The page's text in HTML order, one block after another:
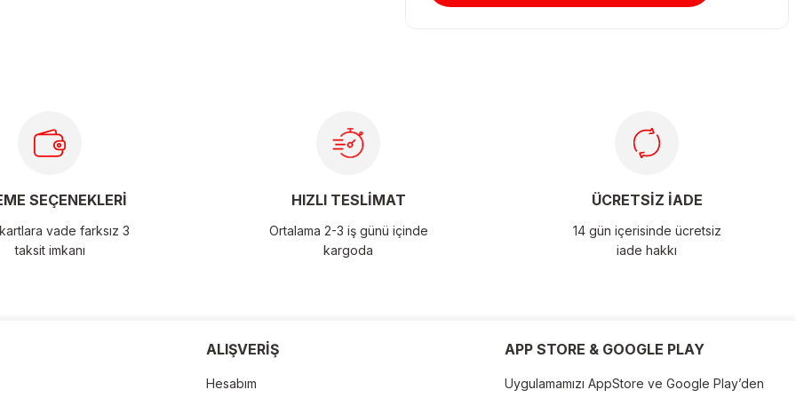
SEÇENEKLERİ
vade farksız 3
taksit imkanı
HIZLI TESLİMAT
Ortalama 2-3 iş günü içinde
kargoda
ÜCRETSİZ İADE
14 gün içerisinde ücretsiz
iade hakkı
ALIŞVERİŞ
Hesabım
APP STORE & GOOGLE PLAY
Uygulamamızı AppStore ve Google Play’den